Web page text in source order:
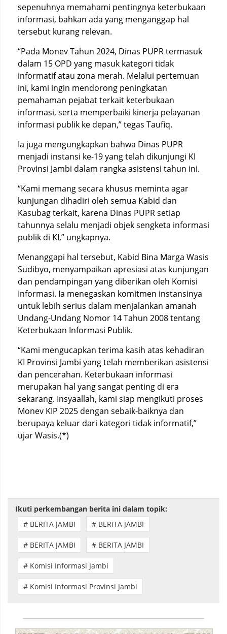
sepenuhnya memahami pentingnya keterbukaan
informasi, bahkan ada yang menganggap hal
tersebut kurang relevan.
“Pada Monev Tahun 2024, Dinas PUPR termasuk
dalam 15 OPD yang masuk kategori tidak
informatif atau zona merah. Melalui pertemuan
ini, kami ingin mendorong peningkatan
pemahaman pejabat terkait keterbukaan
informasi, serta memperbaiki kinerja pelayanan
informasi publik ke depan,” tegas Taufiq.
Ia juga mengungkapkan bahwa Dinas PUPR
menjadi instansi ke-19 yang telah dikunjungi KI
Provinsi Jambi dalam rangka asistensi tahun ini.
“Kami memang secara khusus meminta agar
kunjungan dihadiri oleh semua Kabid dan
Kasubag terkait, karena Dinas PUPR setiap
tahunnya selalu menjadi objek sengketa informasi
publik di KI,” ungkapnya.
Menanggapi hal tersebut, Kabid Bina Marga Wasis
Sudibyo, menyampaikan apresiasi atas kunjungan
dan pendampingan yang diberikan oleh Komisi
Informasi. Ia menegaskan komitmen instansinya
untuk lebih serius dalam menjalankan amanah
Undang-Undang Nomor 14 Tahun 2008 tentang
Keterbukaan Informasi Publik.
“Kami mengucapkan terima kasih atas kehadiran
KI Provinsi Jambi yang telah memberikan asistensi
dan pencerahan. Keterbukaan informasi
merupakan hal yang sangat penting di era
sekarang. Insyaallah, kami siap mengikuti proses
Monev KIP 2025 dengan sebaik-baiknya dan
berupaya keluar dari kategori tidak informatif,”
ujar Wasis.(*)
Ikuti perkembangan berita ini dalam topik:
# BERITA JAMBI
# BERITA JAMBI
# BERITA JAMBI # BERITA JAMBI
# Komisi Informasi Jambi
# Komisi Informasi Provinsi Jambi